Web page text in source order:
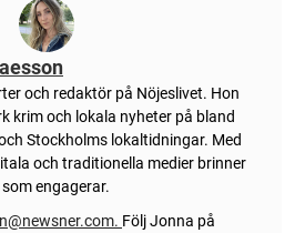
och redaktör på Nöjeslivet. Hon
krim och lokala nyheter på bland
Stockholms lokaltidningar. Med
och traditionella medier brinner
engagerar.
. Följ Jonna på